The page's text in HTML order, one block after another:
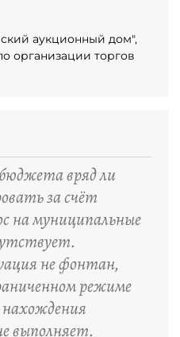
аукционный дом",
организации торгов
вряд ли
за счёт
на муниципальные
не фонтан,
режиме
выполняет.